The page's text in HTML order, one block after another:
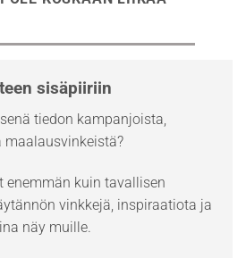
sisäpiiriin
tiedon kampanjoista,
enemmän kuin tavallisen
vinkkejä, inspiraatiota ja
näy muille.